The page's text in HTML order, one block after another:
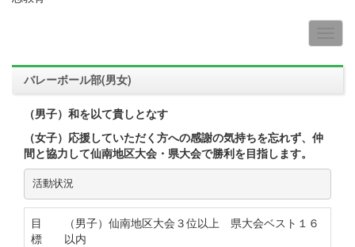
バレーボール部(男女)
（男子）和を以て貴しとなす
（女子）応援していただく方への感謝の気持ちを忘れず、仲
間と協力して仙南地区大会・県大会で勝利を目指します。
活動状況
目
標
（男子）仙南地区大会３位以上 県大会ベスト１６
以内